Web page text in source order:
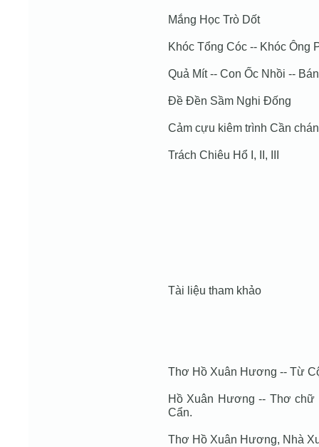
Mắng Học Trò Dốt
Khóc Tổng Cóc -- Khóc Ông
Quả Mít -- Con Ốc Nhồi --
Đề Đền Sầm Nghi Đống
Cảm cựu kiêm trình Cần
Trách Chiêu Hổ I, II, III
Tài liệu tham khảo
Thơ Hồ Xuân Hương -- Từ
Hồ Xuân Hương -- Thơ chữ
Cẩn.
Thơ Hồ Xuân Hương, Nhà